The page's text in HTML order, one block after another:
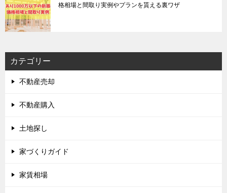
格相場と間取り実例やプランを貰える裏ワザ
カテゴリー
不動産売却
不動産購入
土地探し
家づくりガイド
家賃相場